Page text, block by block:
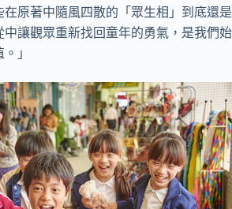
原著中隨風四散的「眾生相」到底還是
讓觀眾重新找回童年的勇氣，是我們始
」